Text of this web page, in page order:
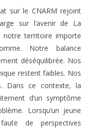
sur le CNARM rejoint
sur l’avenir de La
notre territoire importe
Notre balance
déséquilibrée. Nos
restent faibles. Nos
Dans ce contexte, la
d’un symptôme
Lorsqu’un jeune
de perspectives